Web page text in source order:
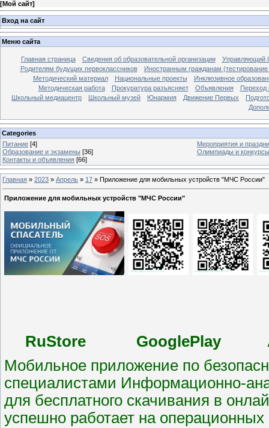
[Мой сайт]
Вход на сайт
Меню сайта
Главная страница Сведения об образовательной организации
Управляющий
Родителям будущих первоклассников
Иностранным гражданам
Методический материал
Национальные проекты
Инклюзивное
Методическая работа
Прокуратура разъясняет Объявления
Школьный медиацентр
Школьный музей Юнармия Движение Первых
Categories
Питание [4]
Мероприятия и
Образование и экзамены [36]
Олимпиады и конкурсы
Контакты и объявления [66]
Главная » 2023 » Апрель » 17 » Приложение для мобильных устройств "МЧС России"
Приложение для мобильных устройств "МЧС России"
RuStore GooglePlay
Мобильное приложение по
специалистами Информационно-
для бесплатного скачивания в
успешно работает на